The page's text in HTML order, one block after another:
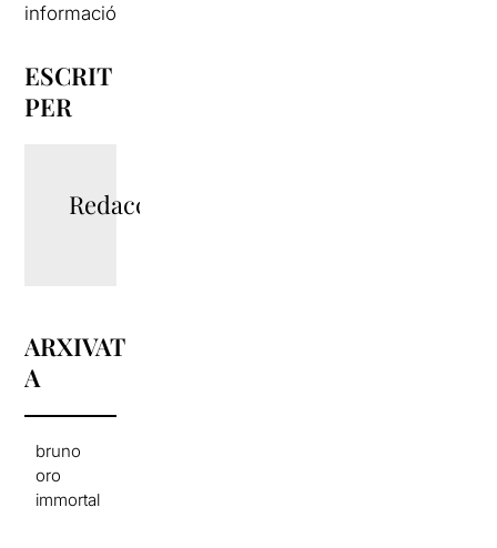
informació
ESCRIT
PER
Redacció
ARXIVAT
A
bruno
oro
immortal